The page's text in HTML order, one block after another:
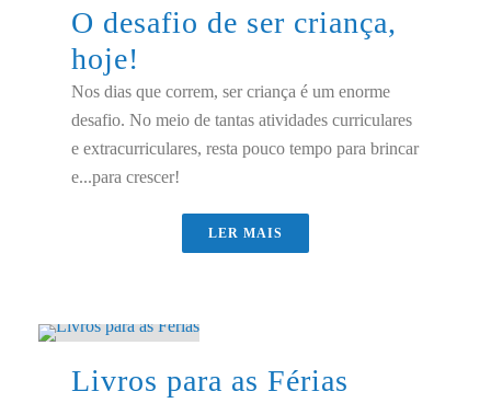
O desafio de ser criança,
hoje!
Nos dias que correm, ser criança é um enorme
desafio. No meio de tantas atividades curriculares
e extracurriculares, resta pouco tempo para brincar
e...para crescer!
LER MAIS
Livros para as Férias